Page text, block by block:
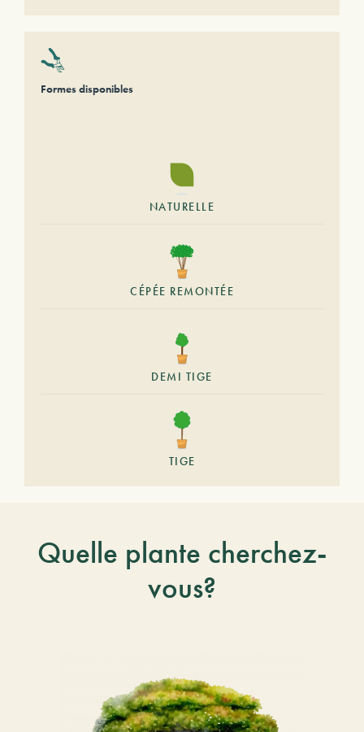
Formes disponibles
NATURELLE
CÉPÉE REMONTÉE
DEMI TIGE
TIGE
Quelle plante cherchez-
vous?